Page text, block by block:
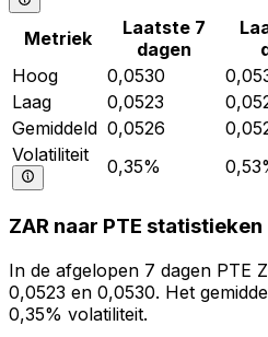
Metriek
Laatste 7
dagen
Hoog
0,0530
Laag
0,0523
Gemiddeld 0,0526
Volatiliteit
0,35%
ZAR naar PTE statistieken
In de afgelopen 7 dagen PTE
0,0523 en 0,0530. Het
0,35% volatiliteit.